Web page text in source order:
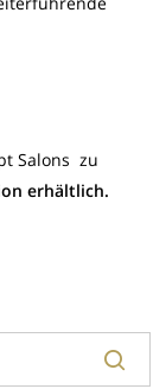
Salons zu
erhältlich.